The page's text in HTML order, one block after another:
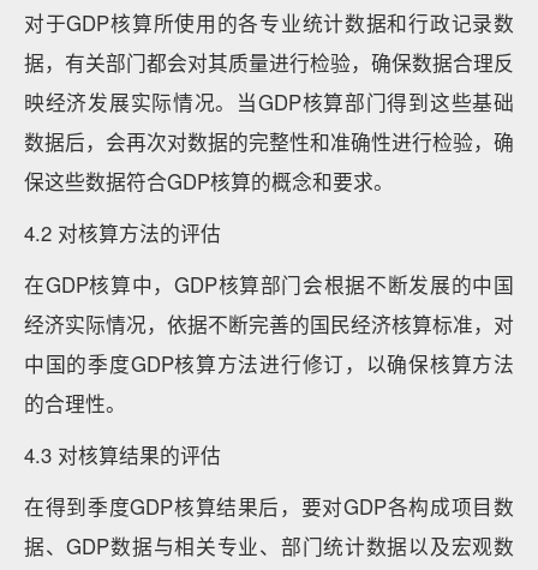
对于GDP核算所使用的各专业统计数据和行政记录数
据，有关部门都会对其质量进行检验，确保数据合理反
映经济发展实际情况。当GDP核算部门得到这些基础
数据后，会再次对数据的完整性和准确性进行检验，确
保这些数据符合GDP核算的概念和要求。
4.2 对核算方法的评估
在GDP核算中，GDP核算部门会根据不断发展的中国
经济实际情况，依据不断完善的国民经济核算标准，对
中国的季度GDP核算方法进行修订，以确保核算方法
的合理性。
4.3 对核算结果的评估
在得到季度GDP核算结果后，要对GDP各构成项目数
据、GDP数据与相关专业、部门统计数据以及宏观数